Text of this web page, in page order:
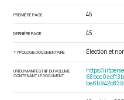
PREMIÈRE PAGE 45
DERNIÈRE PAGE 45
TYPOLOGIE DOCUMENTAIRE Élection et
URI DU MANIFEST IIIF DU VOLUME
CONTENANT LE DOCUMENT
https://